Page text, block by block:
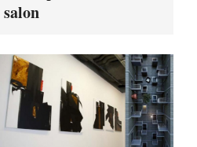
salon